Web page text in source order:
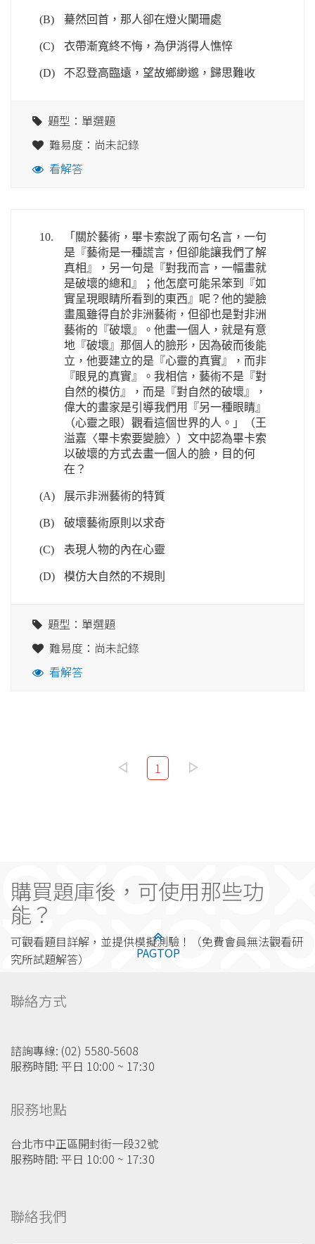
(B) 驀然回首，那人卻在燈火闌珊處
(C) 衣帶漸寬終不悔，為伊消得人憔悴
(D) 不忍登高臨遠，望故鄉緲邈，歸思難收
題型：單選題
難易度：尚未記錄
看解答
10.
「關於藝術，畢卡索說了兩句名言，一句
是『藝術是一種謊言，但卻能讓我們了解
真相』，另一句是『對我而言，一幅畫就
是破壞的總和』；他怎麼可能呆笨到『如
實呈現眼睛所看到的東西』呢？他的變臉
畫風雖得自於非洲藝術，但卻也是對非洲
藝術的『破壞』。他畫一個人，就是有意
地『破壞』那個人的臉形，因為破而後能
立，他要建立的是『心靈的真實』，而非
『眼見的真實』。我相信，藝術不是『對
自然的模仿』，而是『對自然的破壞』，
偉大的畫家是引導我們用『另一種眼睛』
（心靈之眼）觀看這個世界的人。」（王
溢嘉〈畢卡索要變臉〉）文中認為畢卡索
以破壞的方式去畫一個人的臉，目的何
在？
(A) 展示非洲藝術的特質
(B) 破壞藝術原則以求奇
(C) 表現人物的內在心靈
(D) 模仿大自然的不規則
題型：單選題
難易度：尚未記錄
看解答
1
購買題庫後，可使用那些功
能？
可觀看題目詳解，並提供模擬測驗！（免費會員無法觀看研
究所試題解答）
PAGTOP
聯絡方式
諮詢專線: (02) 5580-5608
服務時間: 平日 10:00 ~ 17:30
服務地點
台北市中正區開封街一段32號
服務時間: 平日 10:00 ~ 17:30
聯絡我們